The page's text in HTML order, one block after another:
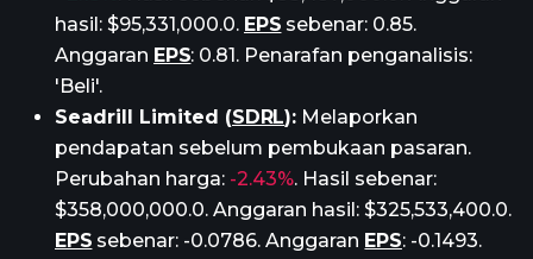
hasil: $95,331,000.0. EPS sebenar: 0.85.
Anggaran EPS: 0.81. Penarafan penganalisis:
'Beli'.
Seadrill Limited (SDRL): Melaporkan
pendapatan sebelum pembukaan pasaran.
Perubahan harga: -2.43%. Hasil sebenar:
$358,000,000.0. Anggaran hasil: $325,533,400.0.
EPS sebenar: -0.0786. Anggaran EPS: -0.1493.